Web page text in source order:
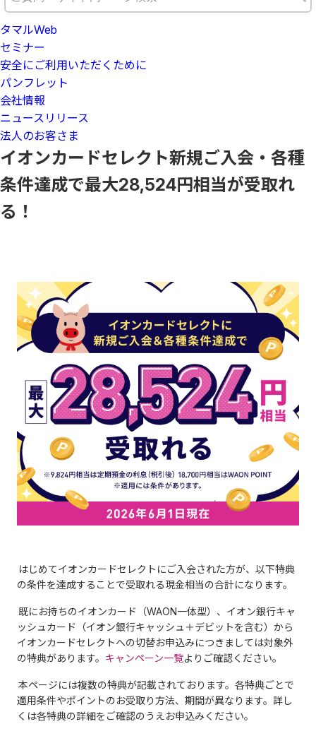
タマルWeb
セミナー
安全にご利用いただくために
パンフレット
会社情報
ニュースリリース
法人のお客さま
イオンカードセレクト新規ご入会・各種
条件達成で最大28,524円相当が受取れ
る！
はじめてイオンカードセレクトにご入会された方が、以下特典
の条件を達成することで受取れる現金相当の合計になります。
既にお持ちのイオンカード（WAON一体型）、イオン銀行キャ
ッシュカード（イオン銀行キャッシュ＋デビットを含む）から
イオンカードセレクトへの切替お申込みにつきましては対象外
の特典があります。 キャンペーン一覧よりご確認ください。
本ページには複数の特典が記載されております。各特典ごとで
適用条件やポイントのお受取り方法、期間が異なります。詳し
くは各特典の詳細をご確認のうえお申込みください。